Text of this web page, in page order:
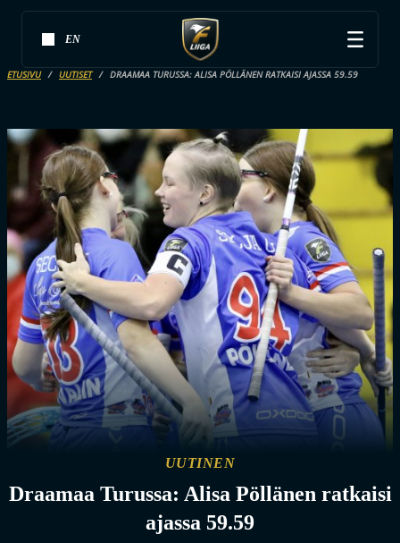
EN
ETUSIVU UUTISET DRAAMAA TURUSSA: ALISA PÖLLÄNEN RATKAISI AJASSA 59.59
UUTINEN
Draamaa Turussa: Alisa Pöllänen ratkaisi
ajassa 59.59